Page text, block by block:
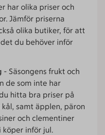
har olika priser och
Jämför priserna
olika butiker, för att
du behöver inför
- Säsongens frukt och
de som inte har
hitta bra priser på
samt äpplen, päron
och clementiner
köper inför jul.